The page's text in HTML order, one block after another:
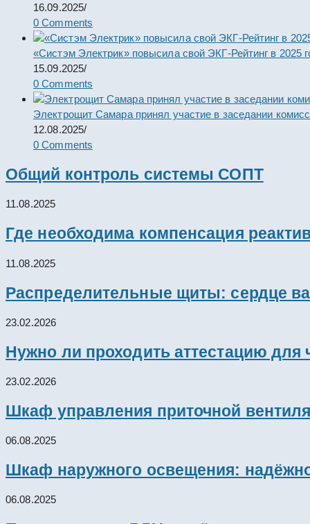
16.09.2025/
0 Comments
«Систэм Электрик» повысила свой ЭКГ-Рейтинг в 2025
15.09.2025/
0 Comments
Электрощит Самара принял участие в заседании
12.08.2025/
0 Comments
Общий контроль системы СОПТ
11.08.2025
Где необходима компенсация
11.08.2025
Распределительные щиты: сердце
23.02.2026
Нужно ли проходить аттестацию для
23.02.2026
Шкаф управления приточной
06.08.2025
Шкаф наружного освещения:
06.08.2025